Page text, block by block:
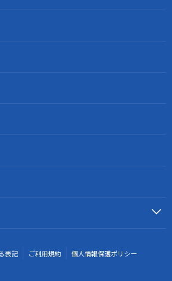
表記 ご利用規約 個人情報保護ポリシー